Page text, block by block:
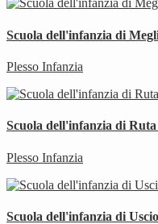
Scuola dell'infanzia di
Plesso Infanzia
Scuola dell'infanzia di
Plesso Infanzia
Scuola dell'infanzia di Uscio